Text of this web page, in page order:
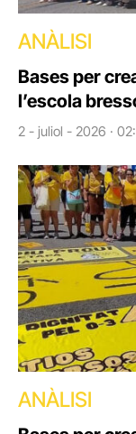
ANÀLISI
Bases per
l’escola
2 - juliol - 2026 ·
ANÀLISI